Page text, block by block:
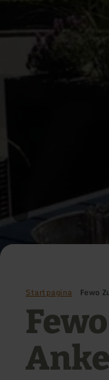
Startpagina Fewo